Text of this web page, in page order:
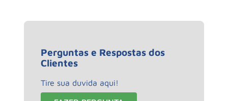
Perguntas e Respostas dos
Clientes
Tire sua duvida aqui!